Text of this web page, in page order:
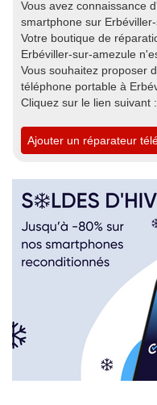
Vous avez connaissance
smartphone sur
Votre boutique de
Erbéviller-sur-amezule
Vous souhaitez proposer
téléphone portable à
Cliquez sur le lien suivant :
Ajouter un réparateur